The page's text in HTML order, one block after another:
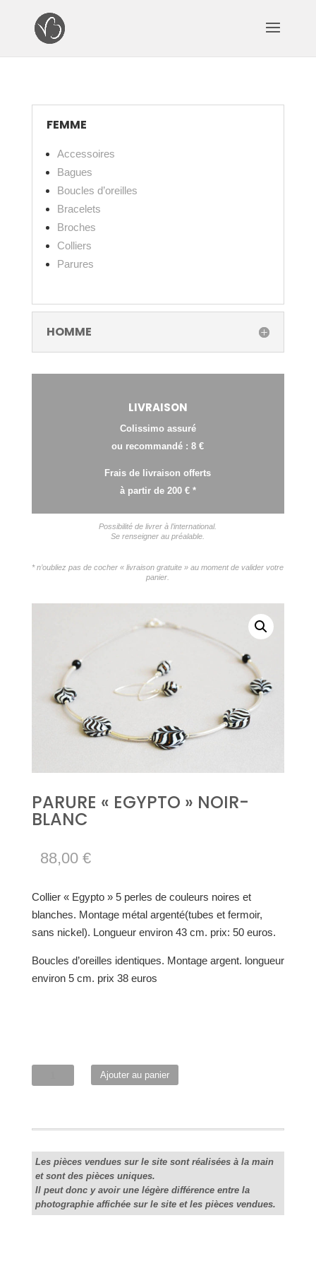
FEMME
Accessoires
Bagues
Boucles d’oreilles
Bracelets
Broches
Colliers
Parures
HOMME
LIVRAISON
Colissimo assuré
ou recommandé : 8 €
Frais de livraison offerts
à partir de 200 € *
Possibilité de livrer à l’international.
Se renseigner au préalable.
* n’oubliez pas de cocher « livraison gratuite » au moment de valider votre
panier.
PARURE « EGYPTO » NOIR-
BLANC
88,00 €
Collier « Egypto » 5 perles de couleurs noires et
blanches. Montage métal argenté(tubes et fermoir,
sans nickel). Longueur environ 43 cm. prix: 50 euros.
Boucles d’oreilles identiques. Montage argent. longueur
environ 5 cm. prix 38 euros
"Egypto"
blanc
Ajouter au panier
Les pièces vendues sur le site sont réalisées à la main
et sont des pièces uniques.
Il peut donc y avoir une légère différence entre la
photographie affichée sur le site et les pièces vendues.